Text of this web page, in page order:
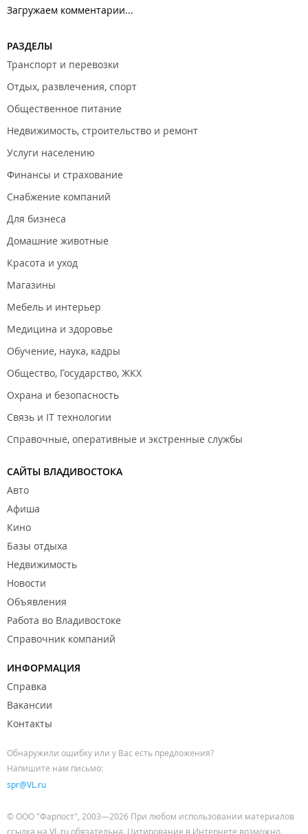
Загружаем комментарии...
РАЗДЕЛЫ
Транспорт и перевозки
Отдых, развлечения, спорт
Общественное питание
Недвижимость, строительство и ремонт
Услуги населению
Финансы и страхование
Снабжение компаний
Для бизнеса
Домашние животные
Красота и уход
Магазины
Мебель и интерьер
Медицина и здоровье
Обучение, наука, кадры
Общество, Государство, ЖКХ
Охрана и безопасность
Связь и IT технологии
Справочные, оперативные и экстренные службы
САЙТЫ ВЛАДИВОСТОКА
Авто
Афиша
Кино
Базы отдыха
Недвижимость
Новости
Объявления
Работа во Владивостоке
Справочник компаний
ИНФОРМАЦИЯ
Справка
Вакансии
Контакты
Обнаружили ошибку или у Вас есть предложения?
Напишите нам письмо:
spr@VL.ru
© ООО "Фарпост", 2003—2026 При любом использовании материалов
ссылка на VL.ru обязательна. Цитирование в Интернете возможно